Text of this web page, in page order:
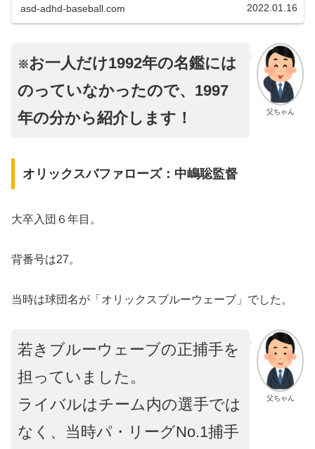
1992年に初めて購入した...
asd-adhd-baseball.com 2022.01.16
父ちゃん
※お一人だけ1992年の名鑑には
のっていなかったので、1997
年の分から紹介します！
オリックスバファローズ：中嶋聡監督
大卒入団６年目。
背番号は27。
当時は球団名が「オリックスブルーウェーブ」でした。
父ちゃん
若きブルーウェーブの正捕手を
担っていました。
ライバルはチーム内の選手では
なく、当時パ・リーグNo.1捕手